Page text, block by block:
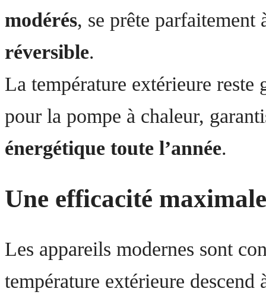
modérés, se prête
réversible.
La température extérieure reste
pour la pompe à chaleur,
énergétique toute l’année.
Une efficacité
Les appareils modernes sont
température extérieure descend